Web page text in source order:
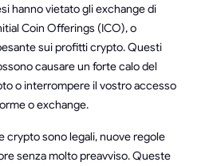
hanno vietato gli exchange di
Coin Offerings (ICO), o
sui profitti crypto. Questi
causare un forte calo del
o interrompere il vostro accesso
o exchange.
crypto sono legali, nuove regole
senza molto preavviso. Queste